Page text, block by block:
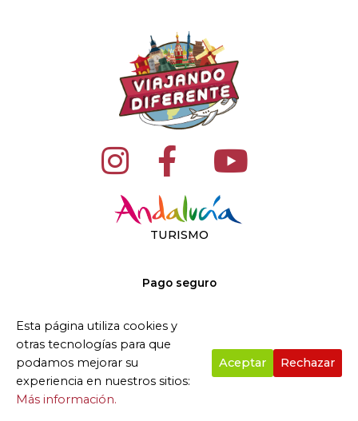
TURISMO
Pago seguro
CONTACTO
+34 959 09 48 80
Esta página utiliza cookies y
otras tecnologías para que
podamos mejorar su
experiencia en nuestros sitios:
Más información.
Aceptar Rechazar